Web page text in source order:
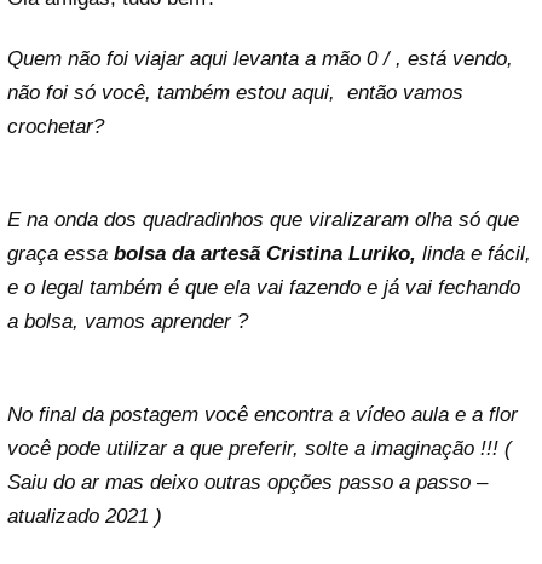
Quem não foi viajar aqui levanta a mão 0 / , está vendo,
não foi só você, também estou aqui, então vamos
crochetar?
E na onda dos quadradinhos que viralizaram olha só que
graça essa bolsa da artesã Cristina Luriko, linda e fácil,
e o legal também é que ela vai fazendo e já vai fechando
a bolsa, vamos aprender ?
No final da postagem você encontra a vídeo aula e a flor
você pode utilizar a que preferir, solte a imaginação !!! (
Saiu do ar mas deixo outras opções passo a passo –
atualizado 2021 )